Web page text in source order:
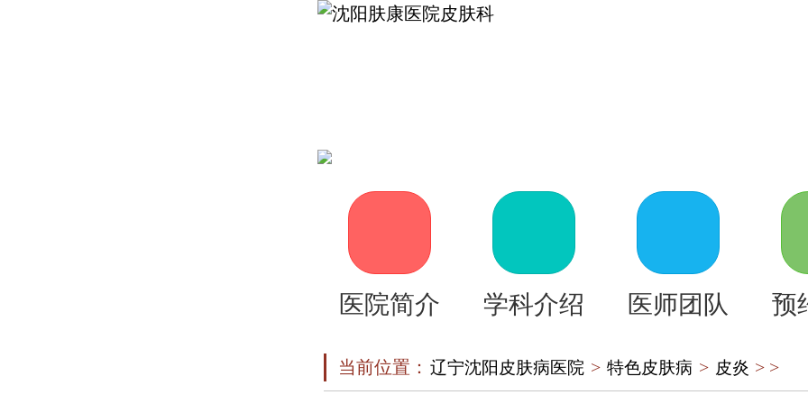
医院简介 学科介绍 医师团队 预
当前位置： 辽宁沈阳皮肤病医院 > 特色皮肤病 > 皮炎 > >